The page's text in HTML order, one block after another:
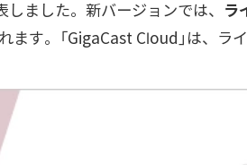
しました。新バージョンでは、 ラ
ます。「GigaCast Cloud」は、ラ